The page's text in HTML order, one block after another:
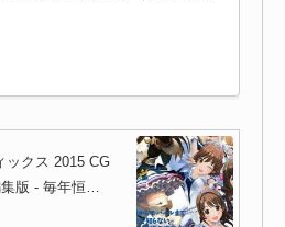
ックス 2015 CG
版 - 毎年恒例
クメイキング